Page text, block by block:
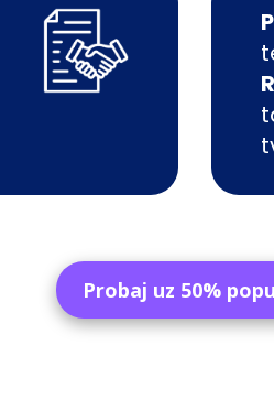
Probaj uz 50%